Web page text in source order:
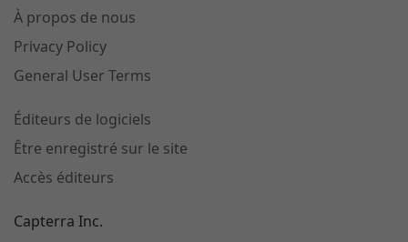
À propos de nous
Privacy Policy
General User Terms
Éditeurs de logiciels
Être enregistré sur le site
Accès éditeurs
Capterra Inc.